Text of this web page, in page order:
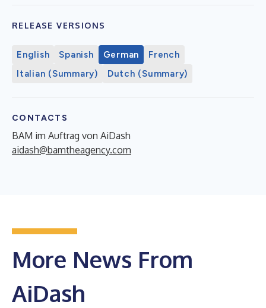
RELEASE VERSIONS
English Spanish German
French
Italian (Summary)
Dutch (Summary)
CONTACTS
BAM im Auftrag von AiDash
aidash@bamtheagency.com
More News From
AiDash